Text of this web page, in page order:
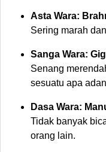
Asta Wara:
Sering marah
Sanga Wara:
Senang
sesuatu apa
Dasa Wara:
Tidak banyak
orang lain.